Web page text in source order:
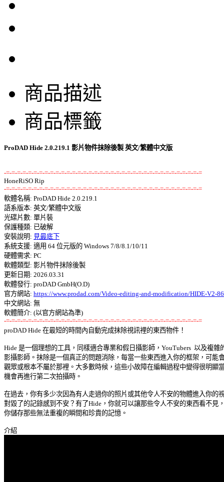
商品描述
商品標籤
ProDAD Hide 2.0.219.1 影片物件抹除後製 英文/繁體中文版
-=-=-=-=-=-=-=-=-=-=-=-=-=-=-=-=-=-=-=-=-=-=-=-=-=-=-=-=-=-=-=-=-=-=-=-=
-=-=-=-=-=-=-=-=-=-=-=-=-=-=-=-=-=-=-=-=-=-=-=-=-=-=-=-=-=-=-=-=-=-=-=-=
軟體名稱: ProDAD Hide 2.0.219.1
語系版本: 英文/繁體中文版
光碟片數: 單片裝
保護種類: 已破解
安裝說明: 見最底下
系統支援: 適用 64 位元版的 Windows 7/8/8.1/10/11
硬體需求: PC
軟體類型: 影片物件抹除後製
更新日期: 2026.03.31
軟體發行: proDAD GmbH(O.D)
官方網站: https://www.prodad.com/Video-editing-and-modification/HIDE-V2-
中文網站: 無
-=-=-=-=-=-=-=-=-=-=-=-=-=-=-=-=-=-=-=-=-=-=-=-=-=-=-=-=-=-=-=-=-=-=-=-=
proDAD Hide 在最短的時間內自動完成抹除視訊裡的東西物件！
Hide 是一個理想的工具，同樣適合專業和假日攝影師，YouTubers  以及複雜
影攝影師。抹除是一個真正的問題消除，每當一些東西進入你的框架，可能
觀眾或根本不屬於那裡。大多數時候，這些小故障在編輯過程中變得很明顯
機會再進行第二次拍攝時。
在過去，你有多少次因為有人走過你的照片或其他令人不安的物體進入你的
對毀了的記錄感到不安？有了Hide，你就可以讓那些令人不安的東西看不見
你儲存那些無法重複的瞬間和珍貴的記憶。